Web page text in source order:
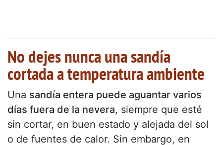
No dejes nunca una sandía
cortada a temperatura ambiente
Una sandía entera puede aguantar varios
días fuera de la nevera, siempre que esté
sin cortar, en buen estado y alejada del sol
o de fuentes de calor. Sin embargo, en